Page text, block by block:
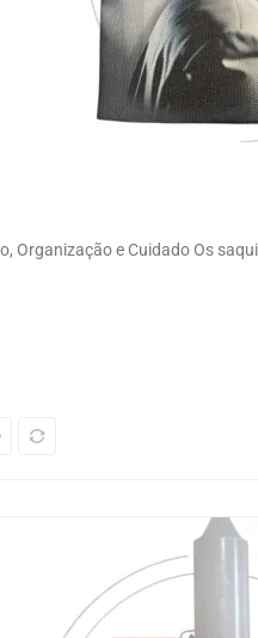
Organização e Cuidado Os